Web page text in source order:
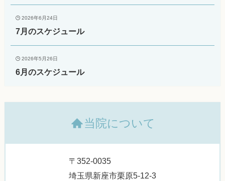
2026年6月24日
7月のスケジュール
2026年5月26日
6月のスケジュール
当院について
〒352-0035
埼玉県新座市栗原5-12-3